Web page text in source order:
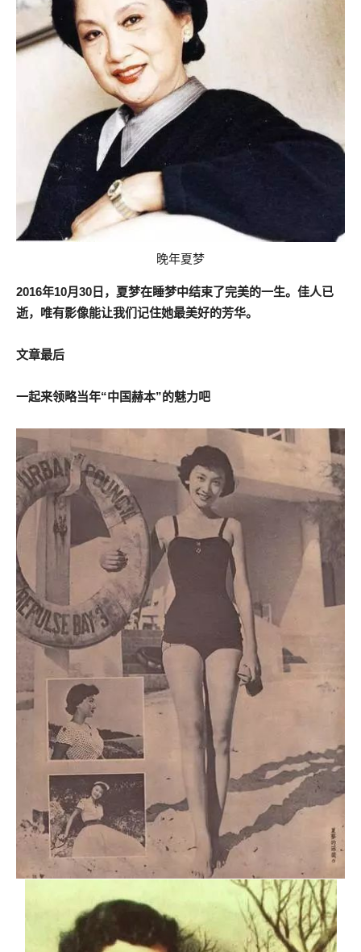
晚年夏梦
2016年10月30日，夏梦在睡梦中结束了完美的一生。佳人已
逝，唯有影像能让我们记住她最美好的芳华。
文章最后
一起来领略当年“中国赫本”的魅力吧